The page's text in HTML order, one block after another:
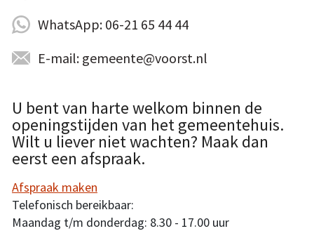
WhatsApp: 06-21 65 44 44
E-mail: gemeente@voorst.nl
U bent van harte welkom binnen de
openingstijden van het gemeentehuis.
Wilt u liever niet wachten? Maak dan
eerst een afspraak.
Afspraak maken
Telefonisch bereikbaar:
Maandag t/m donderdag: 8.30 - 17.00 uur